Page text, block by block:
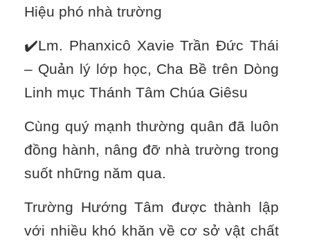
Hiệu phó nhà trường
✔️Lm. Phanxicô Xavie Trần Đức Thái
– Quản lý lớp học, Cha Bề trên Dòng
Linh mục Thánh Tâm Chúa Giêsu
Cùng quý mạnh thường quân đã luôn
đồng hành, nâng đỡ nhà trường trong
suốt những năm qua.
Trường Hướng Tâm được thành lập
với nhiều khó khăn về cơ sở vật chất